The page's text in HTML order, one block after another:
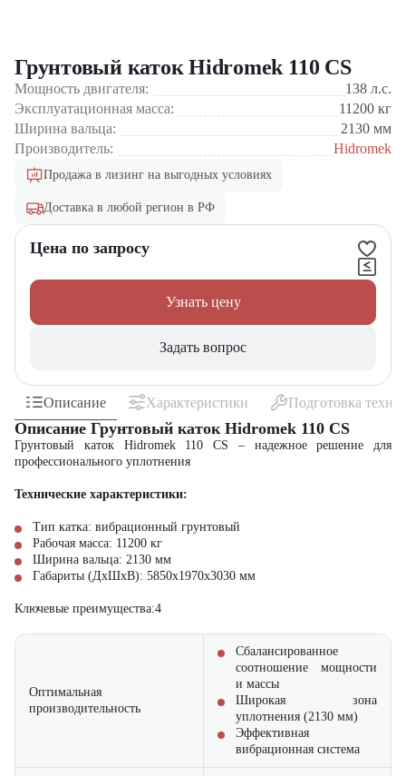
Грунтовый каток Hidromek 110 CS
Мощность двигателя: 138 л.с.
Эксплуатационная масса:
11200 кг
Ширина вальца:
2130 мм
Производитель:
Hidromek
Продажа в лизинг на выгодных условиях
Доставка в любой регион в РФ
Цена по запросу
Узнать цену
Задать вопрос
Описание Характеристики Подготовка
Описание Грунтовый каток Hidromek 110 CS
Грунтовый каток Hidromek 110 CS – надежное решение для
профессионального уплотнения
Технические характеристики:
Тип катка: вибрационный грунтовый
Рабочая масса: 11200 кг
Ширина вальца: 2130 мм
Габариты (ДхШхВ): 5850х1970х3030 мм
Ключевые преимущества:4
Оптимальная
производительность
Сбалансированное
соотношение мощности
и массы
Широкая зона
уплотнения (2130 мм)
Эффективная
вибрационная система